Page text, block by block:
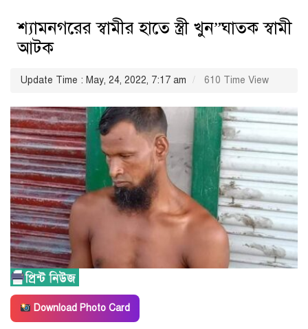
শ্যামনগরের স্বামীর হাতে স্ত্রী খুন”ঘাতক স্বামী
আটক
Update Time : May, 24, 2022, 7:17 am 610 Time View
Download Photo Card